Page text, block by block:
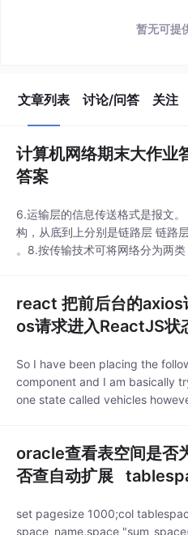
暂无可提
文章列表 讨论/问答 关注
计算机网络期末大作业
答案
6.运输层的信息传送格式是报文
构，从底到上分别是链路层 链路
。8.按传输技术可将网络分为两
方式分别为 点到点连接 、共享信
react 把前后台的axios
os请求进入ReactJS状
So I have been placing the
component and I am basically
one state called vehicles
oracle查看表空间是否
set pagesize 1000;col
space_name,space